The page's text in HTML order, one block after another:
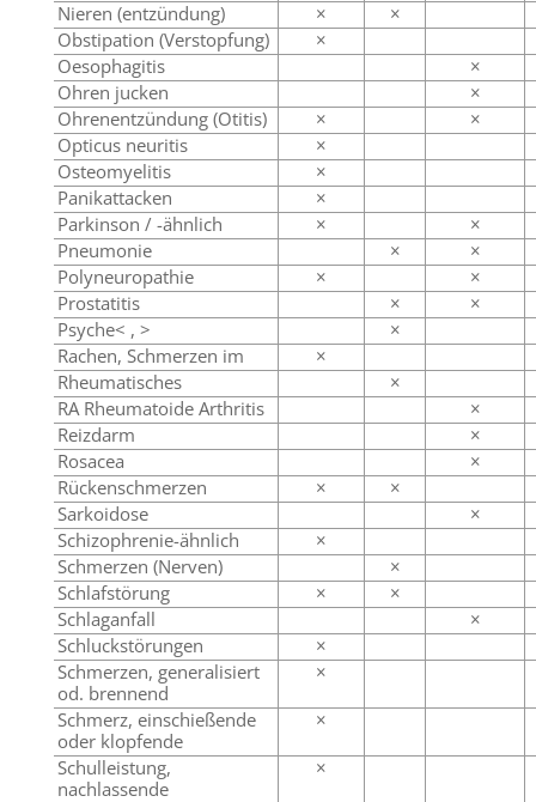
Nieren (entzündung)
×
×
Obstipation (Verstopfung)
×
Oesophagitis
×
Ohren jucken
×
Ohrenentzündung (Otitis)
×
×
Opticus neuritis
×
Osteomyelitis
×
Panikattacken
×
Parkinson / -ähnlich
×
×
Pneumonie
×
×
Polyneuropathie
×
×
Prostatitis
×
×
Psyche< , >
×
Rachen, Schmerzen im
×
Rheumatisches
×
RA Rheumatoide Arthritis
×
Reizdarm
×
Rosacea
×
Rückenschmerzen
×
×
Sarkoidose
×
Schizophrenie-ähnlich
×
Schmerzen (Nerven)
×
Schlafstörung
×
×
Schlaganfall
×
Schluckstörungen
×
Schmerzen, generalisiert
od. brennend
×
Schmerz, einschießende
oder klopfende
×
Schulleistung,
nachlassende
×